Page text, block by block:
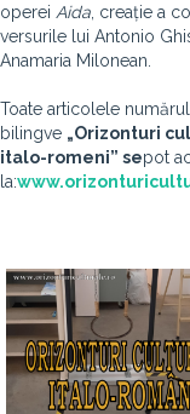
operei Aida , creație a
versurile lui Antonio
Anamaria Milonean.
Toate articolele
bilingve „Orizonturi
italo-romeni” sepot
la: